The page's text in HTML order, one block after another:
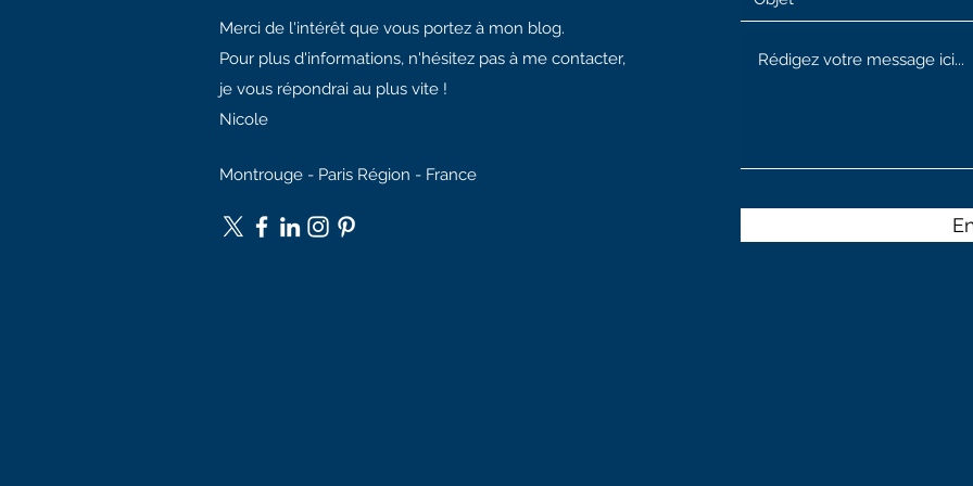
Merci de l'intérêt que vous portez à mon blog.
Pour plus d'informations, n'hésitez pas à me contacter,
je vous répondrai au plus vite !
Nicole
Montrouge - Paris Région - France